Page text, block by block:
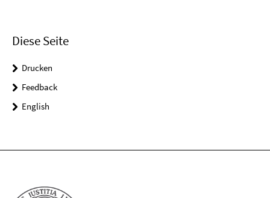
Diese Seite
Drucken
Feedback
English